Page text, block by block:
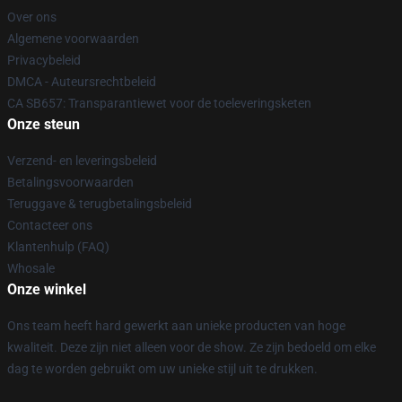
Over ons
Algemene voorwaarden
Privacybeleid
DMCA - Auteursrechtbeleid
CA SB657: Transparantiewet voor de toeleveringsketen
Onze steun
Verzend- en leveringsbeleid
Betalingsvoorwaarden
Teruggave & terugbetalingsbeleid
Contacteer ons
Klantenhulp (FAQ)
Whosale
Onze winkel
Ons team heeft hard gewerkt aan unieke producten van hoge
kwaliteit. Deze zijn niet alleen voor de show. Ze zijn bedoeld om elke
dag te worden gebruikt om uw unieke stijl uit te drukken.